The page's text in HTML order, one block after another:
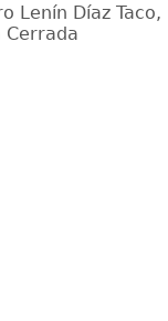
Lenín Díaz Taco,
Cerrada